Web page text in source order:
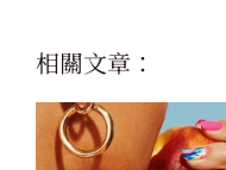
相關文章：